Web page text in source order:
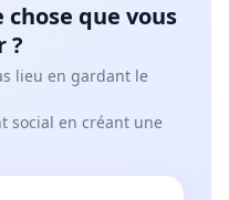
que vous
?
lieu en gardant le
social en créant une